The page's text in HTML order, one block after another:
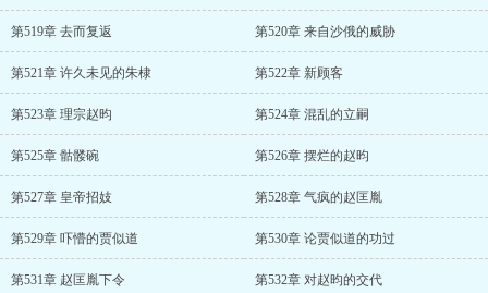
第519章 去而复返 第520章 来自沙俄的威胁
第521章 许久未见的朱棣 第522章 新顾客
第523章 理宗赵昀 第524章 混乱的立嗣
第525章 骷髅碗 第526章 摆烂的赵昀
第527章 皇帝招妓 第528章 气疯的赵匡胤
第529章 吓懵的贾似道 第530章 论贾似道的功过
第531章 赵匡胤下令 第532章 对赵昀的交代